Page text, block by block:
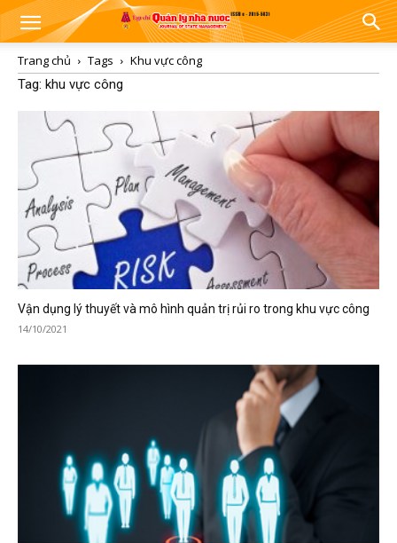
Trang chủ Tags
Khu vực công
Tag: khu vực công
Vận dụng lý thuyết và mô hình quản trị rủi ro trong khu vực công
14/10/2021